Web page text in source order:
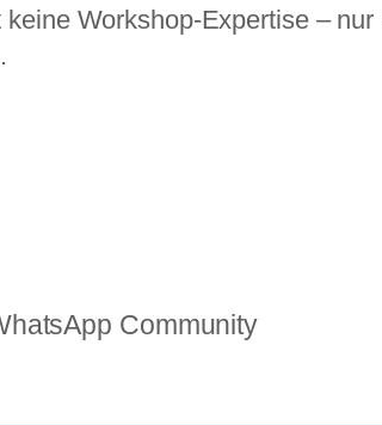
keine Workshop-Expertise –
Community